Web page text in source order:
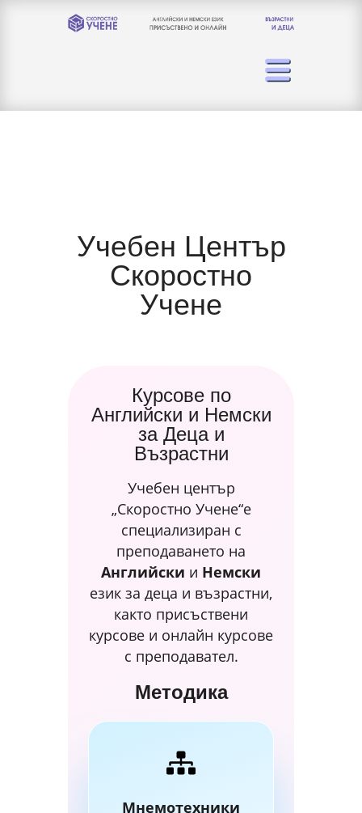
Учебен Център
Скоростно
Учене
Курсове по
Английски и Немски
за Деца и
Възрастни
Учебен център
„Скоростно Учене“е
специализиран с
преподаването на
Английски и Немски
език за деца и възрастни,
както присъствени
курсове и онлайн курсове
с преподавател.
Методика
Мнемотехники